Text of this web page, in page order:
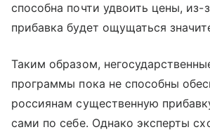
способна почти удвоить цены, из-
прибавка будет ощущаться
Таким образом,
программы пока не способны
россиянам существенную
сами по себе. Однако эксперты